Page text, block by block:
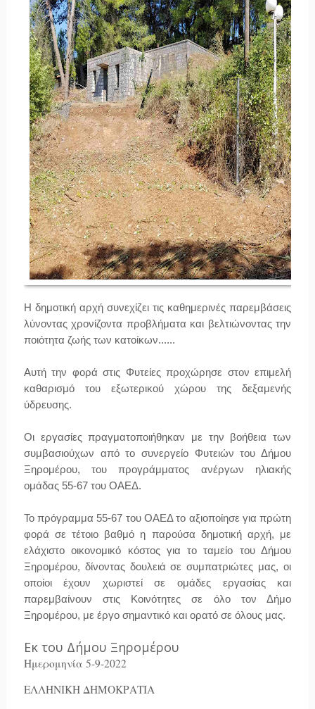
Η δημοτική αρχή συνεχίζει τις καθημερινές παρεμβάσεις
λύνοντας χρονίζοντα προβλήματα και βελτιώνοντας την
ποιότητα ζωής των κατοίκων......
Αυτή την φορά στις Φυτείες προχώρησε στον επιμελή
καθαρισμό του εξωτερικού χώρου της δεξαμενής
ύδρευσης.
Οι εργασίες πραγματοποιήθηκαν με την βοήθεια των
συμβασιούχων από το συνεργείο Φυτειών του Δήμου
Ξηρομέρου, του προγράμματος ανέργων ηλιακής
ομάδας 55-67 του ΟΑΕΔ.
Το πρόγραμμα 55-67 του ΟΑΕΔ το αξιοποίησε για πρώτη
φορά σε τέτοιο βαθμό η παρούσα δημοτική αρχή, με
ελάχιστο οικονομικό κόστος για το ταμείο του Δήμου
Ξηρομέρου, δίνοντας δουλειά σε συμπατριώτες μας, οι
οποίοι έχουν χωριστεί σε ομάδες εργασίας και
παρεμβαίνουν στις Κοινότητες σε όλο τον Δήμο
Ξηρομέρου, με έργο σημαντικό και ορατό σε όλους μας.
Εκ του Δήμου Ξηρομέρου
Ημερομηνία 5-9-2022
ΕΛΛΗΝΙΚΗ ΔΗΜΟΚΡΑΤΙΑ